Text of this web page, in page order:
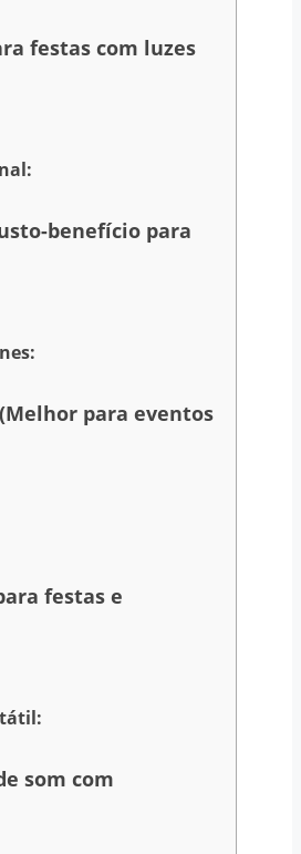
festas com luzes
benefício para
para eventos
festas e
som com